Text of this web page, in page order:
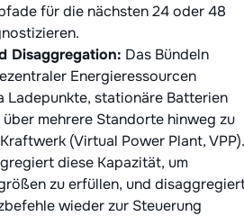
für die nächsten 24 oder 48
Disaggregation: Das Bündeln
Energieressourcen
Ladepunkte, stationäre Batterien
mehrere Standorte hinweg zu
(Virtual Power Plant, VPP).
diese Kapazität, um
zu erfüllen, und
wieder zur Steuerung